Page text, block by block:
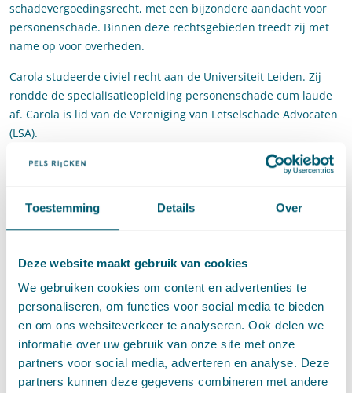
Toestemming Details Over
Deze website maakt gebruik van cookies
We gebruiken cookies om content en advertenties te
personaliseren, om functies voor social media te bieden
en om ons websiteverkeer te analyseren. Ook delen we
informatie over uw gebruik van onze site met onze
partners voor social media, adverteren en analyse. Deze
partners kunnen deze gegevens combineren met andere
schadevergoedingsrecht, met een bijzondere aandacht voor
personenschade. Binnen deze rechtsgebieden treedt zij met
name op voor overheden.
Carola studeerde civiel recht aan de Universiteit Leiden. Zij
rondde de specialisatieopleiding personenschade cum laude
af. Carola is lid van de Vereniging van Letselschade Advocaten
(LSA).
Contact
+31 70 515 3781
Bel naar Carola Jongens
E:carola.jongens@pelsrijcken.nl
Expertises